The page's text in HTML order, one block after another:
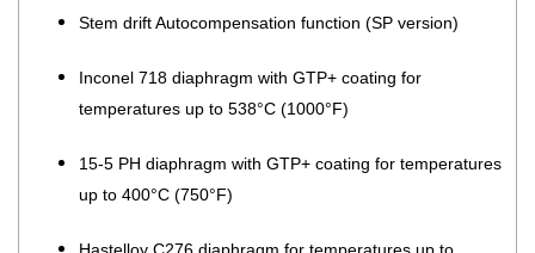
Stem drift Autocompensation function (SP version)
Inconel 718 diaphragm with GTP+ coating for
temperatures up to 538°C (1000°F)
15-5 PH diaphragm with GTP+ coating for temperatures
up to 400°C (750°F)